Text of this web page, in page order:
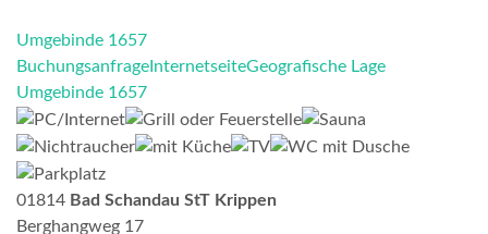
Umgebinde 1657
Buchungsanfrage InternetseiteGeografische Lage
Umgebinde 1657
01814 Bad Schandau StT Krippen
Berghangweg 17